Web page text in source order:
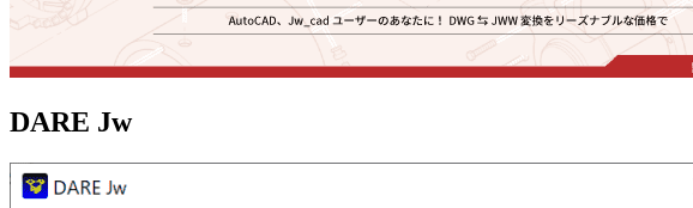
DARE Jw